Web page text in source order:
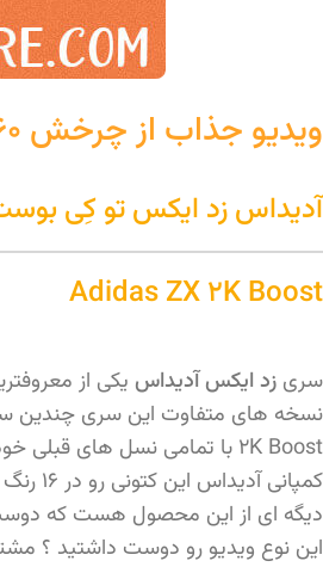
ویدیو جذاب از چرخش 360 درجه کتونی زد ایکس در 4 رنگ
آدیداس زد ایکس تو کِی
Adidas ZX 2K Boost
سری زد ایکس آدیداس یکی از معروفترین و
2K Boost با تمامی نسل های قبلی خودش متفاوته چرا که قدرت واقعی زیره Boost در این محصول خودش رو نشون میده و بینهایت راحت و رضایت بخشه ! 😍
دیگه ای از این محصول هست که دوست
این نوع ویدیو رو دوست داشتید ؟‌